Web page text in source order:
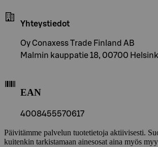
Yhteystiedot
Oy Conaxess Trade Finland AB
Malmin kauppatie 18, 00700
EAN
4008455570617
Päivitämme palvelun tuotetietoja aktiivisesti.
kuitenkin tarkistamaan ainesosat aina myös